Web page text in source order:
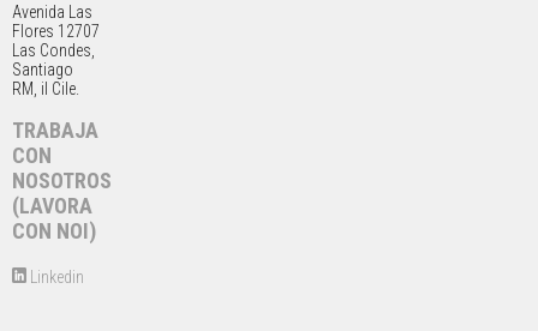
Avenida Las
Flores 12707
Las Condes,
Santiago
RM, il Cile.
TRABAJA
CON
NOSOTROS
(LAVORA
CON NOI)
Linkedin